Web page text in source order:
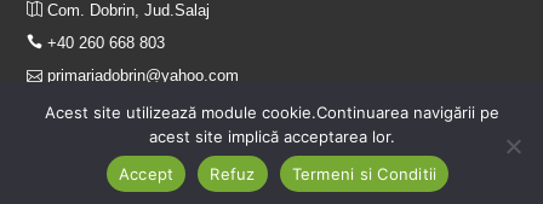
Com. Dobrin, Jud.Salaj
+40 260 668 803
primariadobrin@yahoo.com
Cauta
Acest site utilizează module cookie.Continuarea navigării pe
acest site implică acceptarea lor.
Accept
Refuz Termeni si Conditii